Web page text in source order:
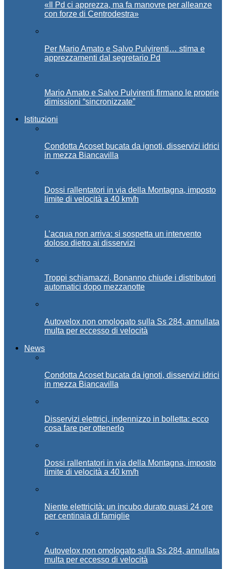
«Il Pd ci apprezza, ma fa manovre per alleanze
con forze di Centrodestra»
Per Mario Amato e Salvo Pulvirenti… stima e
apprezzamenti dal segretario Pd
Mario Amato e Salvo Pulvirenti firmano le proprie
dimissioni “sincronizzate”
Istituzioni
Condotta Acoset bucata da ignoti, disservizi idrici
in mezza Biancavilla
Dossi rallentatori in via della Montagna, imposto
limite di velocità a 40 km/h
L’acqua non arriva: si sospetta un intervento
doloso dietro ai disservizi
Troppi schiamazzi, Bonanno chiude i distributori
automatici dopo mezzanotte
Autovelox non omologato sulla Ss 284, annullata
multa per eccesso di velocità
News
Condotta Acoset bucata da ignoti, disservizi idrici
in mezza Biancavilla
Disservizi elettrici, indennizzo in bolletta: ecco
cosa fare per ottenerlo
Dossi rallentatori in via della Montagna, imposto
limite di velocità a 40 km/h
Niente elettricità: un incubo durato quasi 24 ore
per centinaia di famiglie
Autovelox non omologato sulla Ss 284, annullata
multa per eccesso di velocità